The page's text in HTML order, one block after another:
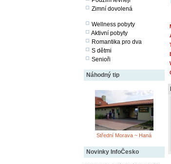
Zimní dovolená
Wellness pobyty
Aktivní pobyty
Romantika pro dva
S dětmi
Senioři
Náhodný tip
Střední Morava ~ Haná
Novinky InfoČesko